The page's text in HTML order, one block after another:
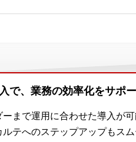
で、業務の効率化をサポー
まで運用に合わせた導入が
テへのステップアップもスム